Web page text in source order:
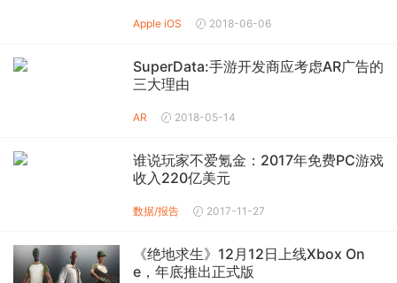
Apple iOS 2018-06-06
SuperData:手游开发商应考虑AR广告的
三大理由
AR 2018-05-14
谁说玩家不爱氪金：2017年免费PC游戏
收入220亿美元
数据/报告 2017-11-27
《绝地求生》12月12日上线Xbox On
e，年底推出正式版